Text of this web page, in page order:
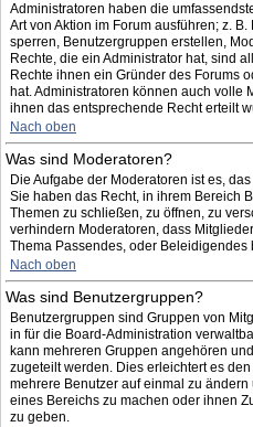
Administratoren haben die
Art von Aktion im Forum ausführen; z.
sperren, Benutzergruppen erstellen,
Rechte, die ein Administrator hat, sind
Rechte ihnen ein Gründer des Forums
hat. Administratoren können auch volle
ihnen das entsprechende Recht erteilt
Nach oben
Was sind Moderatoren?
Die Aufgabe der Moderatoren ist es,
Sie haben das Recht, in ihrem Bereich
Themen zu schließen, zu öffnen, zu
verhindern Moderatoren, dass
Thema Passendes, oder Beleidigendes
Nach oben
Was sind Benutzergruppen?
Benutzergruppen sind Gruppen von
in für die Board-Administration
kann mehreren Gruppen angehören
zugeteilt werden. Dies erleichtert es
mehrere Benutzer auf einmal zu
eines Bereichs zu machen oder ihnen
zu geben.